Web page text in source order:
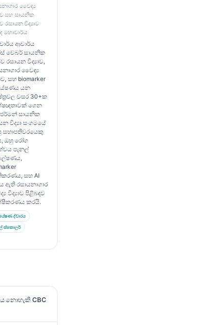
වෛද්‍ය
සහ සායනික
රසායන විද්‍යාව
මහාචාර්ය
ආචාර්ය
වෙබර් සායනික
රසායන විද්‍යාව,
වෛද්‍ය
සහ biomarker
යන
වසර 30+ක
ගෙන
සායනික
විද්‍යා සංගමයේ
සභාපතිවරයෙකු
ඔහු රෝග
පැනල්
සහ AI
ඇති රසායනාගාර
විද්‍යාව පිළිබඳව
කරයි.
ද්වාරය
ස්කොලර්
නොහැකි CBC